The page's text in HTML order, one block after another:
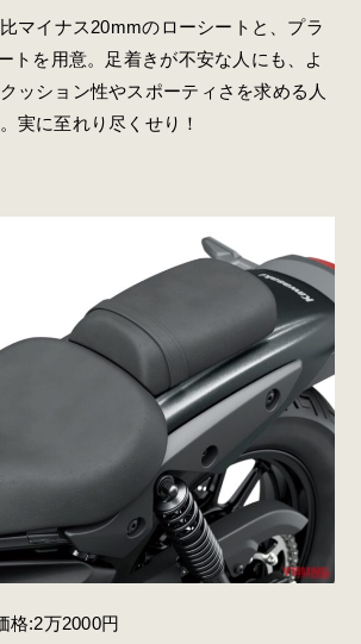
マイナス20mmのローシートと、プラ
トを用意。足着きが不安な人にも、よ
ッション性やスポーティさを求める人
実に至れり尽くせり！
格:2万2000円